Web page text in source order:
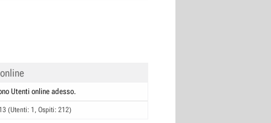
Utenti online adesso.
(Utenti: 1, Ospiti: 212)